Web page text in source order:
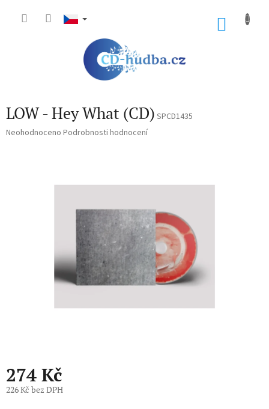
LOW - Hey What (CD) SPCD1435
Průměrné
Neohodnoceno Podrobnosti hodnocení
274 Kč
226 Kč bez DPH